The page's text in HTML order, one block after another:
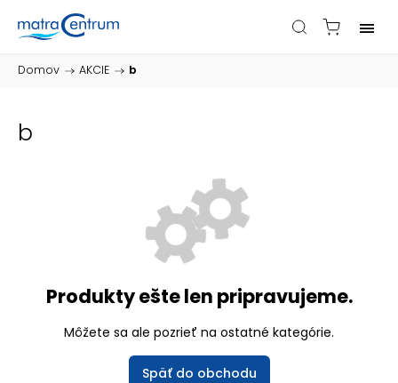
Domov / AKCIE / b
b
Produkty ešte len pripravujeme.
Môžete sa ale pozrieť na ostatné kategórie.
Späť do obchodu